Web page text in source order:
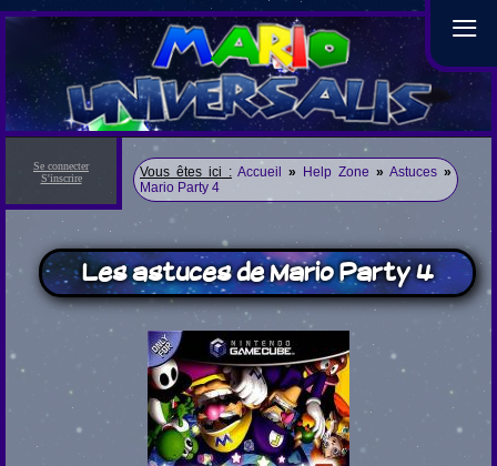
≡
Se connecter
S'inscrire
Vous êtes ici : Accueil » Help Zone » Astuces »
Mario Party 4
Les astuces de Mario Party 4